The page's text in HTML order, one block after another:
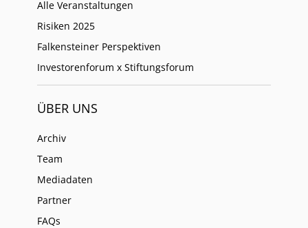
Alle Veranstaltungen
Risiken 2025
Falkensteiner Perspektiven
Investorenforum x Stiftungsforum
ÜBER UNS
Archiv
Team
Mediadaten
Partner
FAQs